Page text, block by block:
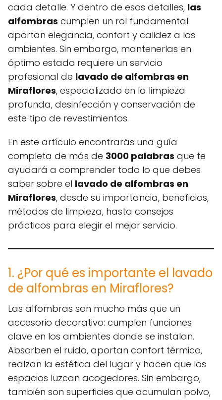
cada detalle. Y dentro de esos detalles, las
alfombras cumplen un rol fundamental:
aportan elegancia, confort y calidez a los
ambientes. Sin embargo, mantenerlas en
óptimo estado requiere un servicio
profesional de lavado de alfombras en
Miraflores, especializado en la limpieza
profunda, desinfección y conservación de
este tipo de revestimientos.
En este artículo encontrarás una guía
completa de más de 3000 palabras que te
ayudará a comprender todo lo que debes
saber sobre el lavado de alfombras en
Miraflores, desde su importancia, beneficios,
métodos de limpieza, hasta consejos
prácticos para elegir el mejor servicio.
1. ¿Por qué es importante el lavado
de alfombras en Miraflores?
Las alfombras son mucho más que un
accesorio decorativo: cumplen funciones
clave en los ambientes donde se instalan.
Absorben el ruido, aportan confort térmico,
realzan la estética del lugar y hacen que los
espacios luzcan acogedores. Sin embargo,
también son superficies que acumulan polvo,